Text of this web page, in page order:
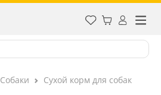
Собаки Сухой корм для собак